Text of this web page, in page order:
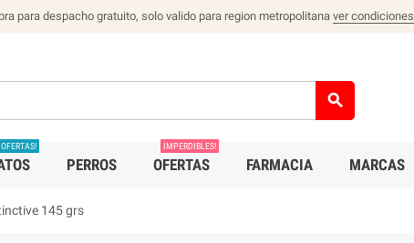
para despacho gratuito, solo valido para region metropolitanaver condiciones
search
OFERTAS!
PERROS OFERTAS
IMPERDIBLES!
FARMACIA MARCAS
145 grs